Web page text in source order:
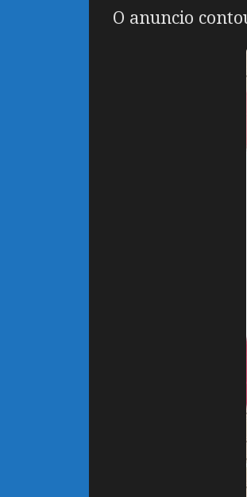
O anuncio